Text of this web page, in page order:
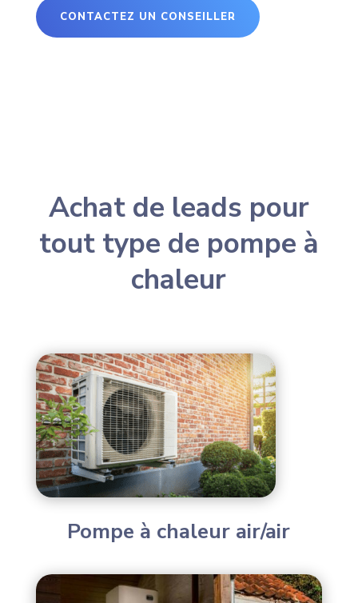
CONTACTEZ UN CONSEILLER
Achat de leads pour
tout type de pompe à
chaleur
Pompe à chaleur air/air